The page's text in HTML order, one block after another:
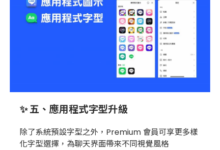
✨ 五、應用程式字型升級
除了系統預設字型之外，Premium 會員可享更多樣
化字型選擇，為聊天界面帶來不同視覺風格